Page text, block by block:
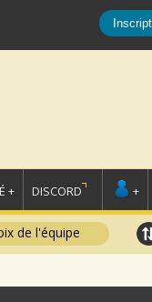
+ DISCORD +
de l'équipe